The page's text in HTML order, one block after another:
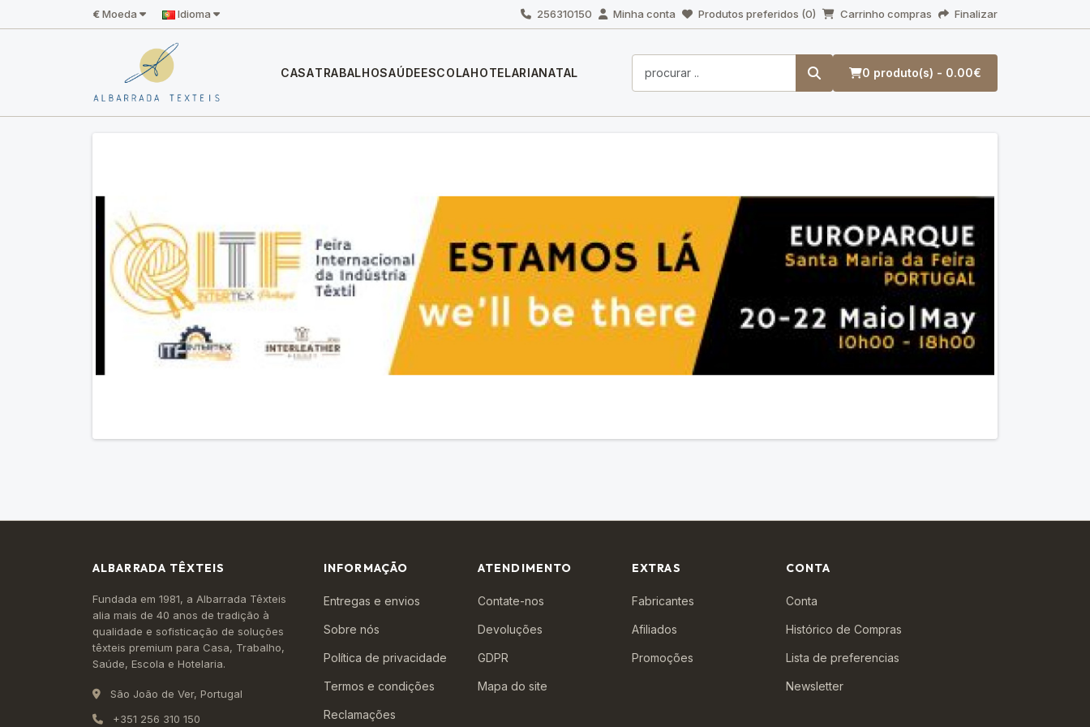
€Moeda Idioma 256310150 Minha conta Produtos preferidos (0) Carrinho compras Finalizar
CASATRABALHOSAÚDEESCOLAHOTELARIANATAL 0 produto(s) - 0.00€
ALBARRADA TÊXTEIS
Fundada em 1981, a Albarrada Têxteis
alia mais de 40 anos de tradição à
qualidade e sofisticação de soluções
têxteis premium para Casa, Trabalho,
Saúde, Escola e Hotelaria.
São João de Ver, Portugal
+351 256 310 150
INFORMAÇÃO
Entregas e envios
Sobre nós
Política de privacidade
Termos e condições
Reclamações
ATENDIMENTO
Contate-nos
Devoluções
GDPR
Mapa do site
EXTRAS
Fabricantes
Afiliados
Promoções
CONTA
Conta
Histórico de Compras
Lista de preferencias
Newsletter